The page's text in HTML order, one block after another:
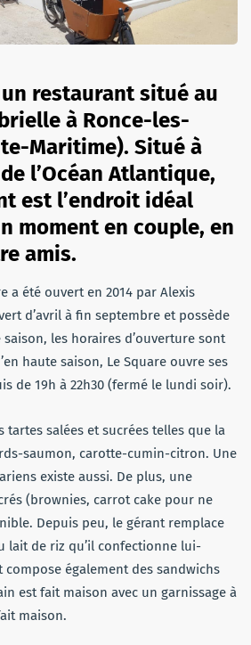
restaurant situé au
à Ronce-les-
Maritime). Situé à
l’Océan Atlantique,
est l’endroit idéal
moment en couple, en
amis.
a été ouvert en 2014 par Alexis
d’avril à fin septembre et possède
saison, les horaires d’ouverture sont
haute saison, Le Square ouvre ses
de 19h à 22h30 (fermé le lundi soir).
tartes salées et sucrées telles que la
saumon, carotte-cumin-citron. Une
existe aussi. De plus, une
(brownies, carrot cake pour ne
Depuis peu, le gérant remplace
lait de riz qu’il confectionne lui-
compose également des sandwichs
est fait maison avec un garnissage à
maison.